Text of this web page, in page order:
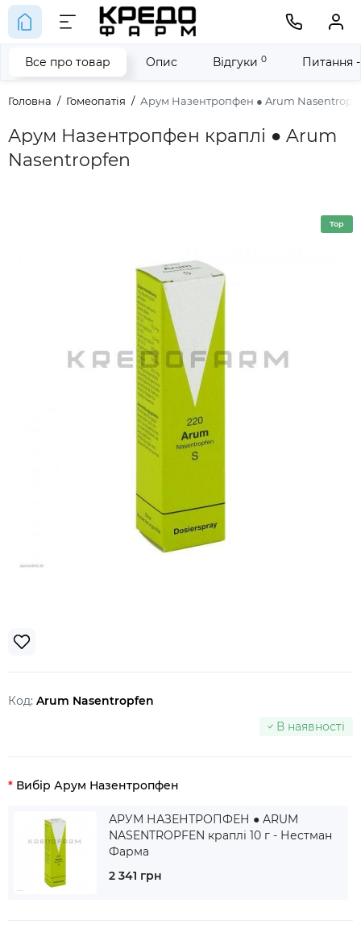
Головна Гомеопатія Арум Назентропфен ● Arum
Арум Назентропфен краплі ● Arum
Nasentropfen
Все про товар Опис Відгуки 0 Питання
Top
Код: Arum Nasentropfen
В наявності
Вибір Арум Назентропфен
АРУМ НАЗЕНТРОПФЕН ● ARUM
NASENTROPFEN краплі 10 г - Нестман
Фарма
2 341 грн